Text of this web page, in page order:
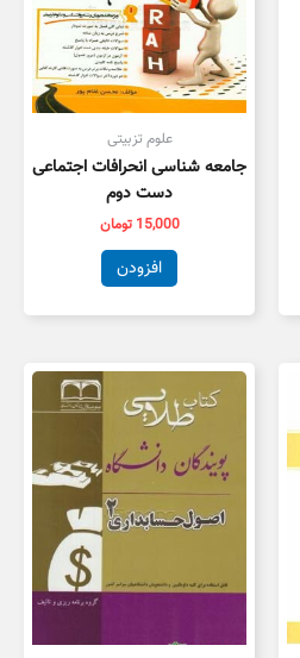
علوم تزبیتی
جامعه شناسی انحرافات اجتماعی
دست دوم
15,000 تومان
افزودن